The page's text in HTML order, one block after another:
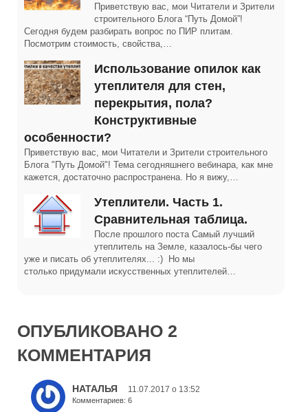
Приветствую вас, мои Читатели и Зрители
строительного Блога “Путь Домой”!
Сегодня будем разбирать вопрос по ПИР плитам.
Посмотрим стоимость, свойства,…
Использование опилок как
утеплителя для стен,
перекрытия, пола?
Конструктивные
особенности?
Приветствую вас, мои Читатели и Зрители строительного
Блога "Путь Домой"! Тема сегодняшнего вебинара, как мне
кажется, достаточно распространена. Но я вижу,…
Утеплители. Часть 1.
Сравнительная таблица.
После прошлого поста Самый лучший
утеплитель на Земле, казалось-бы чего
уже и писать об утеплителях... :) Но мы
столько придумали искусственных утеплителей…
ОПУБЛИКОВАНО 2
КОММЕНТАРИЯ
НАТАЛЬЯ 11.07.2017 о 13:52
Комментариев: 6